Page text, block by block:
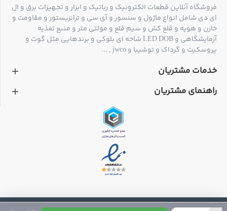
فروشگاه آنلاین قطعات الکترونیک و رباتیک و ابزار و تجهیزات برق و ال
ای دی شامل انواع ماژول و سنسور و آی سی و ترانزیستور و مقاومت و
خازن و هویه و قلع کش و سیم قلع و مولتی متر و منبع تغذیه
آزمایشگاهی و LED DOB شاخه ای بلوکی و برندهایی مثل گوت و
پروسکیت و گرداک و توشیبا و jwco , ...
خدمات مشتریان
راهنمای مشتریان